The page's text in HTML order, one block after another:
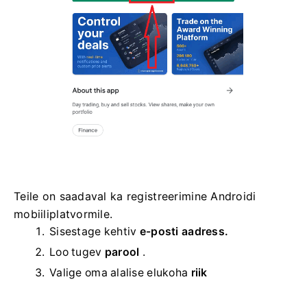
Teile on saadaval ka registreerimine Androidi
mobiiliplatvormile.
Sisestage kehtiv e-posti aadress.
Loo tugev parool .
Valige omaalalise elukoha riik